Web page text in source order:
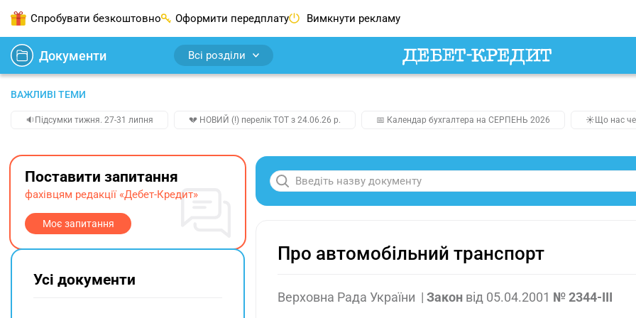
Спробувати безкоштовно Оформити передплату Вимкнути рекламу
Документи Всі розділи
ВАЖЛИВІ ТЕМИ
🔉Підсумки тижня. 27-31 липня 💔 НОВИЙ (!) перелік ТОТ з 24.06.26 р. 📅 Календар бухгалтера на СЕРПЕНЬ 2026 ☀️Що нас
Про автомобільний транспорт
Верховна Рада України | Закон від 05.04.2001 № 2344-III
Поставити запитання
фахівцям редакції «Дебет-Кредит»
Моє запитання
Усі документи